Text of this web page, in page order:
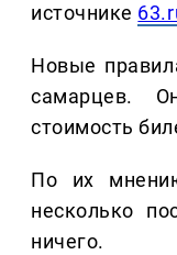
источнике
Новые
самарцев.
стоимость
По их
несколько
ничего.